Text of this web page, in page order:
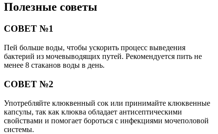
Полезные советы
СОВЕТ №1
Пей больше воды, чтобы ускорить процесс выведения
бактерий из мочевыводящих путей. Рекомендуется пить не
менее 8 стаканов воды в день.
СОВЕТ №2
Употребляйте клюквенный сок или принимайте клюквенные
капсулы, так как клюква обладает антисептическими
свойствами и помогает бороться с инфекциями мочеполовой
системы.